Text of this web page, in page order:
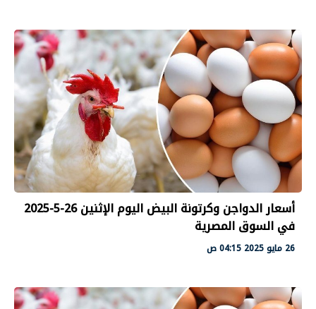
أسعار الدواجن وكرتونة البيض اليوم الإثنين 26-5-2025
في السوق المصرية
26 مايو 2025 04:15 ص